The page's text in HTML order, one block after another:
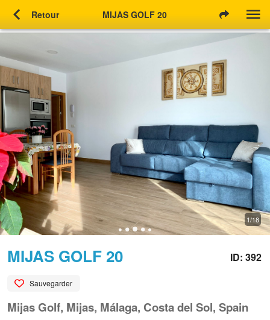
chevron_left Retour MIJAS GOLF 20
1/18
MIJAS GOLF 20
Sauvegarder
ID: 392
Mijas Golf, Mijas, Málaga, Costa del Sol, Spain